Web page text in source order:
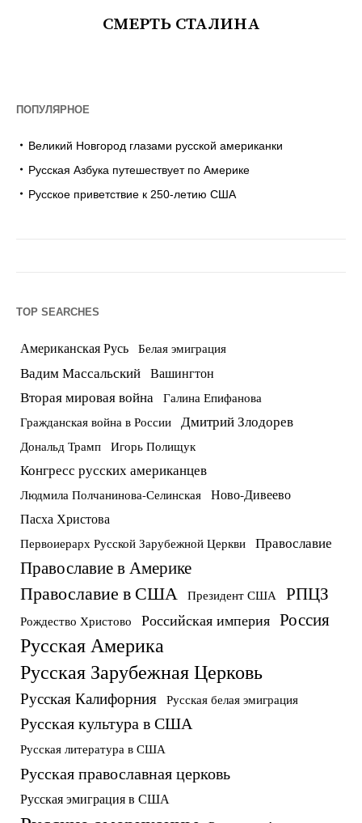
СМЕРТЬ СТАЛИНА
ПОПУЛЯРНОЕ
Великий Новгород глазами русской американки
Русская Азбука путешествует по Америке
Русское приветствие к 250-летию США
TOP SEARCHES
Американская Русь Белая эмиграция
Вадим Массальский Вашингтон
Вторая мировая война Галина Епифанова
Гражданская война в России Дмитрий Злодорев
Дональд Трамп Игорь Полищук
Конгресс русских американцев
Людмила Полчанинова-Селинская Ново-Дивеево
Пасха Христова
Первоиерарх Русской Зарубежной Церкви Православие
Православие в Америке
Православие в США Президент США РПЦЗ
Рождество Христово Российская империя Россия
Русская Америка
Русская Зарубежная Церковь
Русская Калифорния Русская белая эмиграция
Русская культура в США
Русская литература в США
Русская православная церковь
Русская эмиграция в США